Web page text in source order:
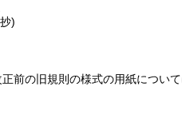
)
前の旧規則の様式の用紙につい